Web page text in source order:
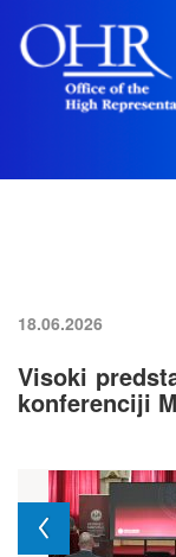
18.06.2026
Visoki
konferenciji